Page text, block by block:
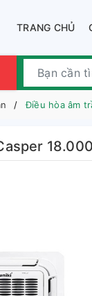
TRANG CHỦ
Điều hòa âm